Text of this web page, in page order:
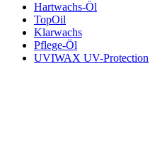
Hartwachs-Öl
TopOil
Klarwachs
Pflege-Öl
UVIWAX UV-Protection